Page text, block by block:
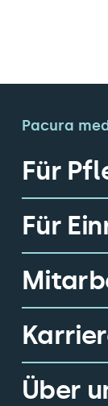
Pacura
Für
Für
Über